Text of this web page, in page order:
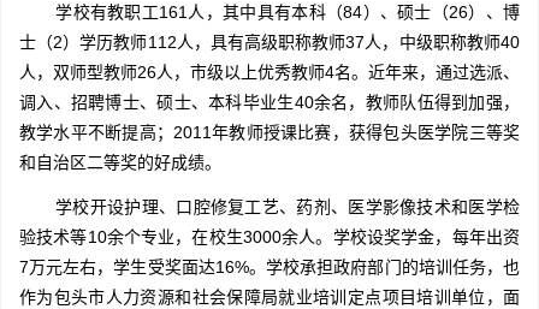
学校有教职工161人，其中具有本科（84）、硕士（26）、博
士（2）学历教师112人，具有高级职称教师37人，中级职称教师40
人，双师型教师26人，市级以上优秀教师4名。近年来，通过选派、
调入、招聘博士、硕士、本科毕业生40余名，教师队伍得到加强，
教学水平不断提高；2011年教师授课比赛，获得包头医学院三等奖
和自治区二等奖的好成绩。
学校开设护理、口腔修复工艺、药剂、医学影像技术和医学检
验技术等10余个专业，在校生3000余人。学校设奖学金，每年出资
7万元左右，学生受奖面达16%。学校承担政府部门的培训任务，也
作为包头市人力资源和社会保障局就业培训定点项目培训单位，面